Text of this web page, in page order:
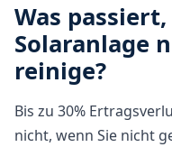
Was
Solaranlage
reinige?
Bis zu 30%
nicht, wenn Sie nicht